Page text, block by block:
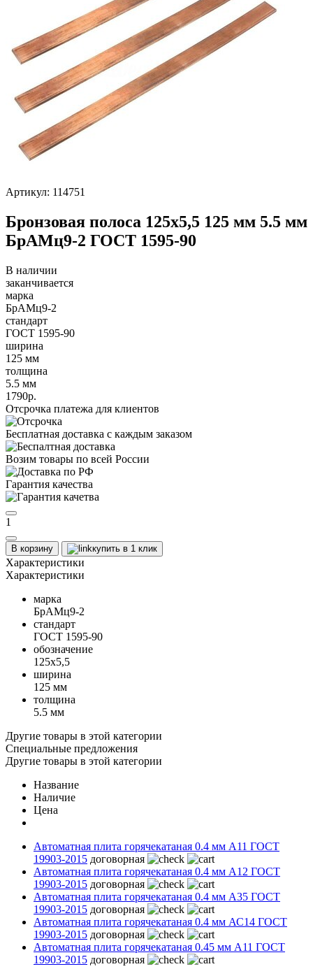
Артикул: 114751
Бронзовая полоса 125х5,5 125 мм 5.5 мм
БрАМц9-2 ГОСТ 1595-90
В наличии
заканчивается
марка
БрАМц9-2
стандарт
ГОСТ 1595-90
ширина
125 мм
толщина
5.5 мм
1790р.
Отсрочка платежа для клиентов
Бесплатная доставка с каждым заказом
Возим товары по всей России
Гарантия качества
1
В корзину купить в 1 клик
Характеристики
Характеристики
марка
БрАМц9-2
стандарт
ГОСТ 1595-90
обозначение
125х5,5
ширина
125 мм
толщина
5.5 мм
Другие товары в этой категории
Специальные предложения
Другие товары в этой категории
Название
Наличие
Цена
Автоматная плита горячекатаная 0.4 мм А11 ГОСТ
19903-2015 договорная
Автоматная плита горячекатаная 0.4 мм А12 ГОСТ
19903-2015 договорная
Автоматная плита горячекатаная 0.4 мм А35 ГОСТ
19903-2015 договорная
Автоматная плита горячекатаная 0.4 мм АС14 ГОСТ
19903-2015 договорная
Автоматная плита горячекатаная 0.45 мм А11 ГОСТ
19903-2015 договорная